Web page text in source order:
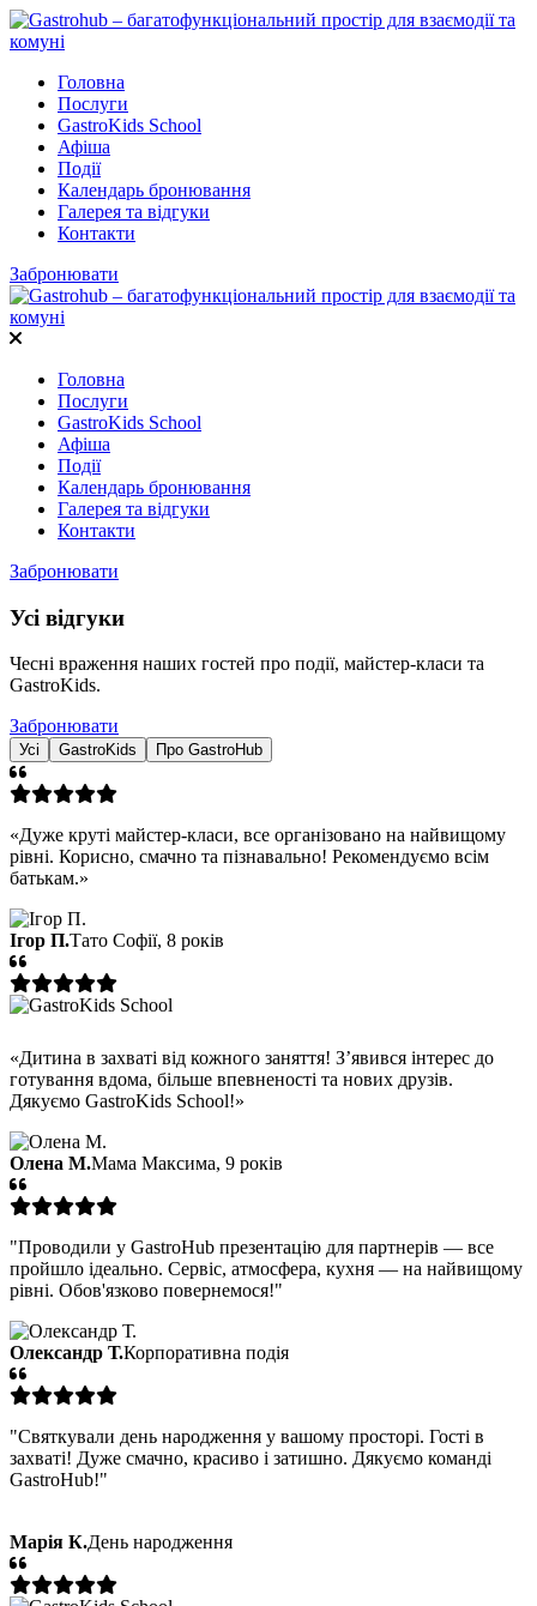
Головна
Послуги
GastroKids School
Афіша
Події
Календарь бронювання
Галерея та відгуки
Контакти
Забронювати
Головна
Послуги
GastroKids School
Афіша
Події
Календарь бронювання
Галерея та відгуки
Контакти
Забронювати
Усі відгуки
Чесні враження наших гостей про події, майстер-класи та
GastroKids.
Забронювати
Усі GastroKids Про GastroHub
«Дуже круті майстер-класи, все організовано на найвищому
рівні. Корисно, смачно та пізнавально! Рекомендуємо всім
батькам.»
Ігор П.Тато Софії, 8 років
«Дитина в захваті від кожного заняття! З’явився інтерес до
готування вдома, більше впевненості та нових друзів.
Дякуємо GastroKids School!»
Олена М.Мама Максима, 9 років
"Проводили у GastroHub презентацію для партнерів — все
пройшло ідеально. Сервіс, атмосфера, кухня — на найвищому
рівні. Обов'язково повернемося!"
Олександр Т.Корпоративна подія
"Святкували день народження у вашому просторі. Гості в
захваті! Дуже смачно, красиво і затишно. Дякуємо команді
GastroHub!"
Марія К.День народження